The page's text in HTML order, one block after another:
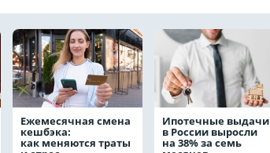
Ежемесячная смена
кешбэка:
как меняются траты
Ипотечные выдачи
в России выросли
на 38% за семь